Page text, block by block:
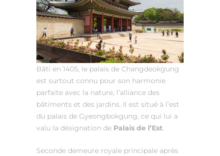
Bâti en 1405, le palais de Changdeokgung
est surtout connu pour son harmonie
parfaite avec la nature, l’alliance des
bâtiments et des jardins. Il est situé à l’est
du palais de Gyeongbokgung, ce qui lui a
valu la désignation de Palais de l’Est.
Seconde demeure royale principale après